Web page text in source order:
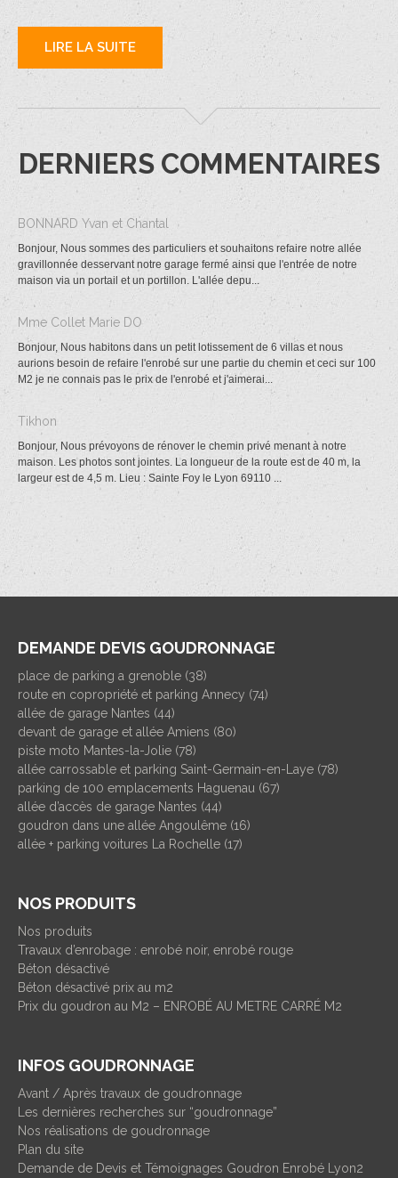
LIRE LA SUITE
DERNIERS COMMENTAIRES
BONNARD Yvan et Chantal
Bonjour, Nous sommes des particuliers et souhaitons refaire notre allée
gravillonnée desservant notre garage fermé ainsi que l'entrée de notre
maison via un portail et un portillon. L'allée depu...
Mme Collet Marie DO
Bonjour, Nous habitons dans un petit lotissement de 6 villas et nous
aurions besoin de refaire l'enrobé sur une partie du chemin et ceci sur 100
M2 je ne connais pas le prix de l'enrobé et j'aimerai...
Tikhon
Bonjour, Nous prévoyons de rénover le chemin privé menant à notre
maison. Les photos sont jointes. La longueur de la route est de 40 m, la
largeur est de 4,5 m. Lieu : Sainte Foy le Lyon 69110 ...
DEMANDE DEVIS GOUDRONNAGE
place de parking a grenoble (38)
route en copropriété et parking Annecy (74)
allée de garage Nantes (44)
devant de garage et allée Amiens (80)
piste moto Mantes-la-Jolie (78)
allée carrossable et parking Saint-Germain-en-Laye (78)
parking de 100 emplacements Haguenau (67)
allée d’accès de garage Nantes (44)
goudron dans une allée Angoulême (16)
allée + parking voitures La Rochelle (17)
NOS PRODUITS
Nos produits
Travaux d’enrobage : enrobé noir, enrobé rouge
Béton désactivé
Béton désactivé prix au m2
Prix du goudron au M2 – ENROBÉ AU METRE CARRÉ M2
INFOS GOUDRONNAGE
Avant / Après travaux de goudronnage
Les dernières recherches sur “goudronnage”
Nos réalisations de goudronnage
Plan du site
Demande de Devis et Témoignages Goudron Enrobé Lyon2